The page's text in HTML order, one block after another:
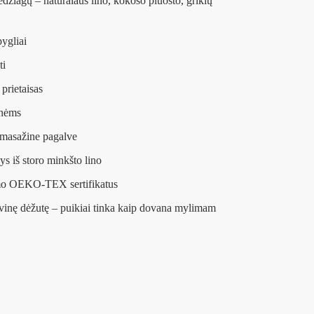
pagalve
iš storo minkšto lino
OEKO-TEX sertifikatus
dėžutę – puikiai tinka kaip dovana mylimam